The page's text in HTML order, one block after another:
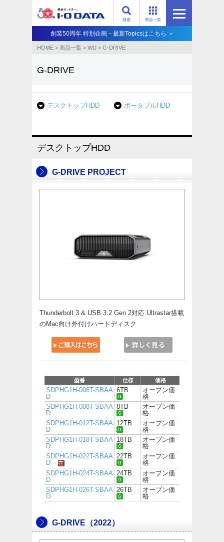
商品一覧
検索
創業50周年 特別企画・最新Topicsはこちら ＞
HOME > 商品一覧 > WD > G-DRIVE
G-DRIVE
デスクトップHDD ポータブルHDD
デスクトップHDD
G-DRIVE PROJECT
Thunderbolt 3 & USB 3.2 Gen 2対応 Ultrastar搭載
のMac向け外付けハードディスク
型番 仕様 価格
SDPHG1H-006T-SBAA
D
6TB
オープン価
格
SDPHG1H-008T-SBAA
D
8TB
オープン価
格
SDPHG1H-012T-SBAA
D
12TB
オープン価
格
SDPHG1H-018T-SBAA
D
18TB
オープン価
格
SDPHG1H-022T-SBAA
D
22TB
オープン価
格
SDPHG1H-024T-SBAA
D
24TB
オープン価
格
SDPHG1H-026T-SBAA
D
26TB
オープン価
格
G-DRIVE（2022）